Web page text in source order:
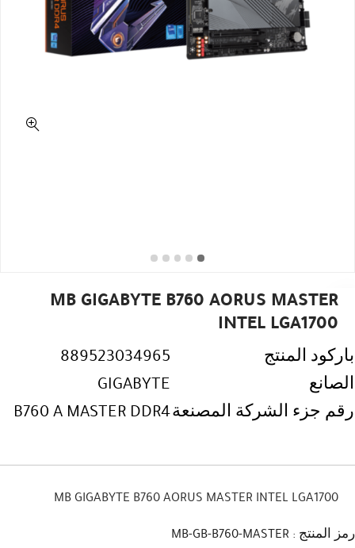
MB GIGABYTE B760 AORUS MASTER
INTEL LGA1700
باركود المنتج
889523034965
الصانع
GIGABYTE
رقم جزء الشركة المصنعةB760 A MASTER DDR4
MB GIGABYTE B760 AORUS MASTER INTEL LGA1700
رمز المنتج : MB-GB-B760-MASTER